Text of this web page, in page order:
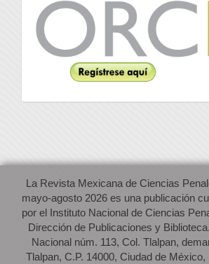
La Revista Mexicana de Ciencias
mayo-agosto 2026 es una publicación
por el Instituto Nacional de Ciencias
Dirección de Publicaciones y
Nacional núm. 113, Col. Tlalpan,
Tlalpan, C.P. 14000, Ciudad de